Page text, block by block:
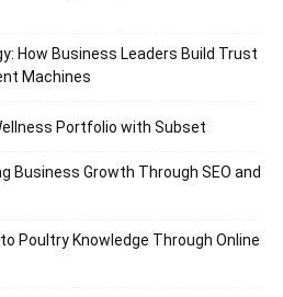
How Business Leaders Build Trust
Machines
Portfolio with Subset
Business Growth Through SEO and
to Poultry Knowledge Through Online